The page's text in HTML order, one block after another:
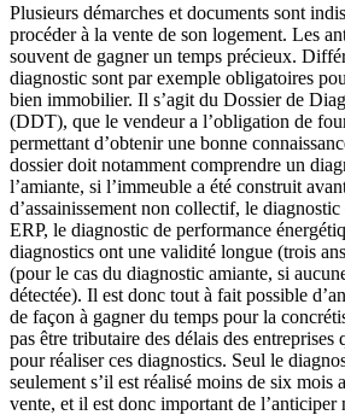
Plusieurs démarches et documents sont
procéder à la vente de son logement. Les
souvent de gagner un temps précieux.
diagnostic sont par exemple obligatoires
bien immobilier. Il s’agit du Dossier de
(DDT), que le vendeur a l’obligation de
permettant d’obtenir une bonne
dossier doit notamment comprendre un
l’amiante, si l’immeuble a été construit
d’assainissement non collectif, le
ERP, le diagnostic de performance
diagnostics ont une validité longue (trois
(pour le cas du diagnostic amiante, si
détectée). Il est donc tout à fait possible
de façon à gagner du temps pour la
pas être tributaire des délais des
pour réaliser ces diagnostics. Seul le
seulement s’il est réalisé moins de six mois
vente, et il est donc important de l’anticiper